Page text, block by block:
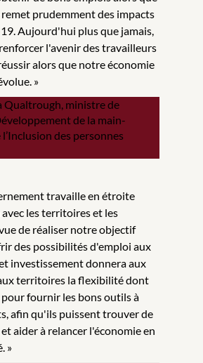
prudemment des impacts
Aujourd'hui plus que jamais,
l'avenir des travailleurs
alors que notre économie
»
Qualtrough, ministre de
de la main-
des personnes
travaille en étroite
les territoires et les
de réaliser notre objectif
des possibilités d'emploi aux
investissement donnera aux
territoires la flexibilité dont
fournir les bons outils à
afin qu'ils puissent trouver de
aider à relancer l'économie en
»